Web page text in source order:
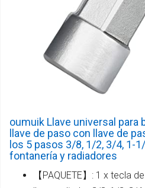
oumuik Llave universal para
llave de paso con llave de
los 5 pasos 3/8, 1/2, 3/4, 1-
fontanería y radiadores
【PAQUETE】: 1 x tecla